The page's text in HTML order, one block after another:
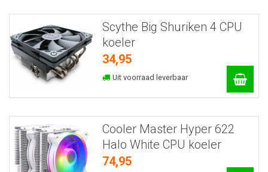
Scythe Big Shuriken 4 CPU
koeler
34,95
Uit voorraad leverbaar
Cooler Master Hyper 622
Halo White CPU koeler
74,95